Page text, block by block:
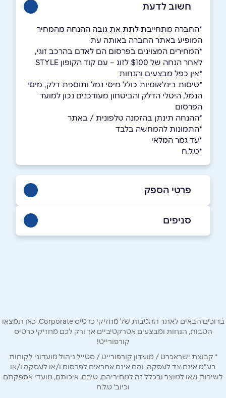
חשוב לדעת
*החברה מתחייבת לתת את גובה ההנחה מהמחיר
המופיע באתר החברה באותה עת
*המחירים המצוינים בפרסום הם לאדם בהרכב זוגי,
לאחר הנחה של $100 לזוג – עם קוד הקופון STYLE
*אין כפל מבצעים והנחות
*טיסות בינלאומיות כולל מיסי נמל ותוספת דלק, מיסי
הנמל, היטלי הדלק והביטחון מעודכנים נכון למועד
הפרסום
*ההנחה תינתן בהזמנה טלפונית / באתר
*התמונות להמחשה בלבד
*עד גמר המלאי
*ט.ל.ח
פרטי הספק
באתר
טלפון*
סניפים
ברוכים הבאים לאתר ההטבות של מחזיקי כרטיס Corporate. כאן תמצאו
הטבות, הנחות ומבצעים אטרקטיביים אך ורק לכם מחזיקי כרטיס
קורפורייט!
* קבוצת ישראכרט / מועדון קורפורייט / סטייל ניהול מועדוני לקוחות
בע"מ אינם צד לעסקה, והם אינם אחראים לפרסום ו/או לעסקה ו/או
לשירות ו/או למוצר ובכלל זה למחיריהם, טיבם, איכותם, מועדי אספקתם
וכיוב' ט.ל.ח